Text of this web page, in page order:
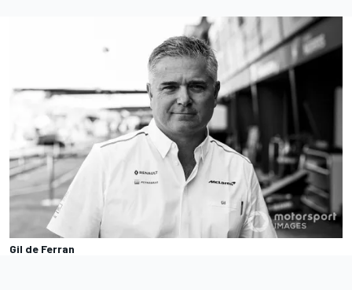
Gil de Ferran